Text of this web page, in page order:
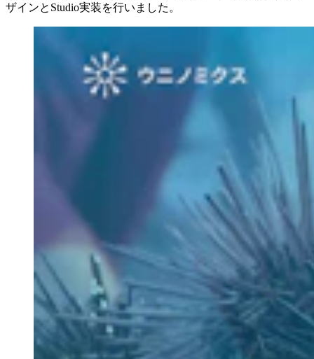
ザインとStudio実装を行いました。